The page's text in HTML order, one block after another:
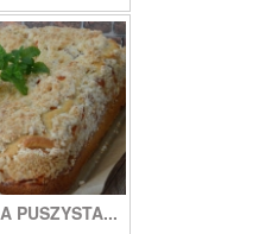
PUSZYSTA...